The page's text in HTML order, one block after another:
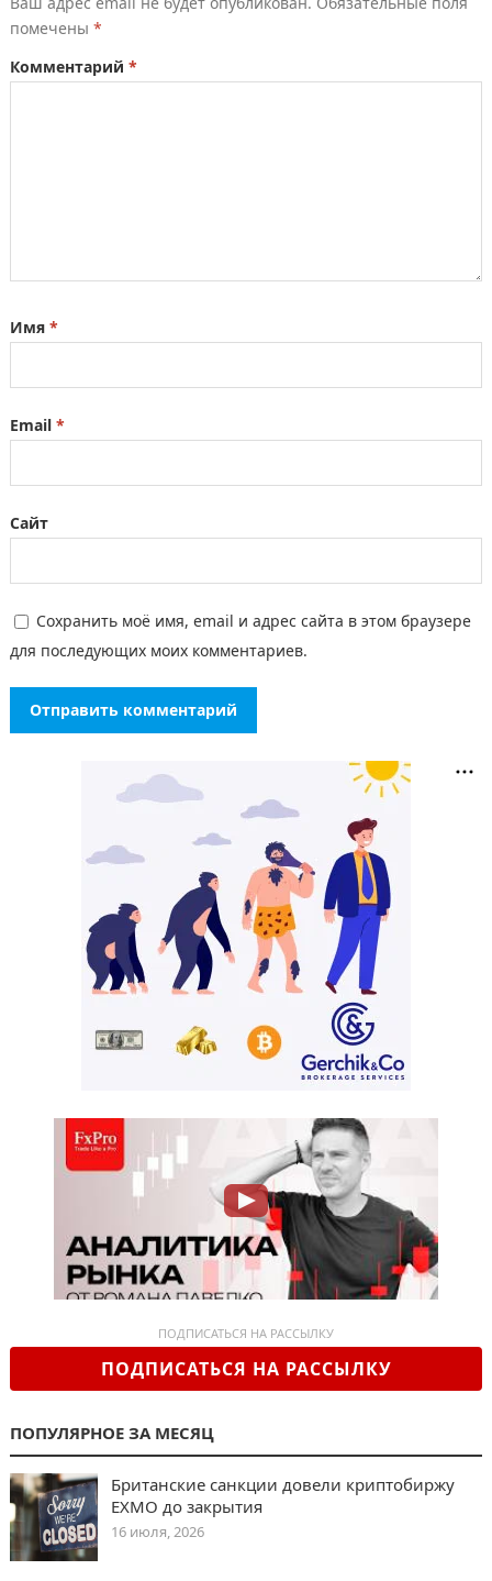
помечены *
Комментарий *
Имя *
Email *
Сайт
Сохранить моё имя, email и адрес сайта в этом браузере
для последующих моих комментариев.
ПОДПИСАТЬСЯ НА РАССЫЛКУ
ПОДПИСАТЬСЯ НА РАССЫЛКУ
ПОПУЛЯРНОЕ ЗА МЕСЯЦ
Британские санкции довели криптобиржу
EXMO до закрытия
16 июля, 2026